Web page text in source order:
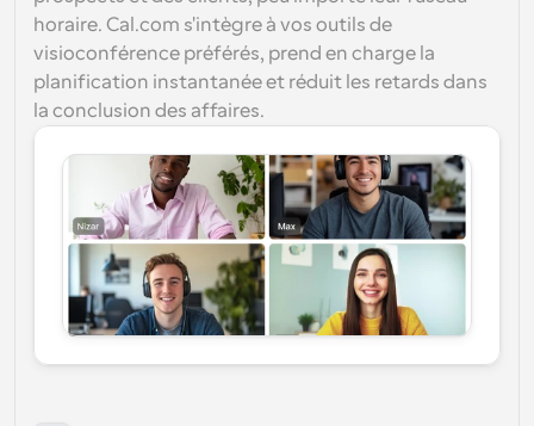
horaire. Cal.com s'intègre à vos outils de
visioconférence préférés, prend en charge la
planification instantanée et réduit les retards dans
la conclusion des affaires.